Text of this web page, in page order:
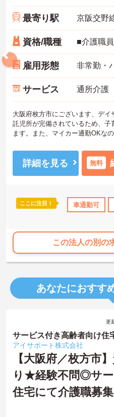
日勤のみ 産休･育休･介護休
最寄り駅
資格/職種
雇用形態
サービス 通所介護
大阪府枚方市にございます、デイ
託児所が完備されているため、
ます。また、マイカー通勤OKな
詳細を見る 無料
ここに注目！ 車通勤可
この法人の別の
あなたにおすす
更
サービス付き高齢者向け住
アイサポート株式会社
【大阪府／枚方市
り★経験不問◎サー
住宅にて介護職募